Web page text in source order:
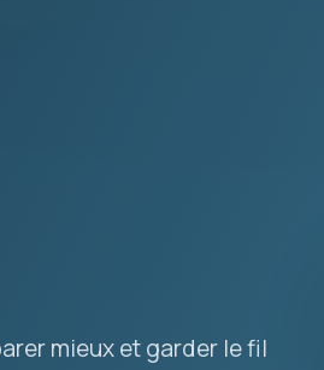
mieux et garder le fil